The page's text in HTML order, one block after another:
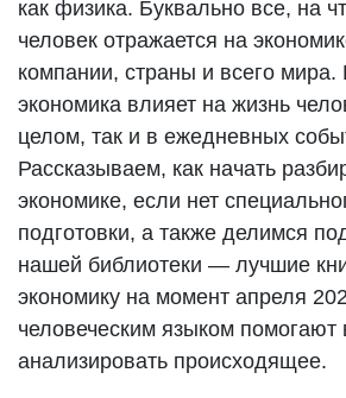
как физика. Буквально все, на
человек отражается на
компании, страны и всего мира.
экономика влияет на жизнь
целом, так и в ежедневных
Рассказываем, как начать
экономике, если нет
подготовки, а также делимся
нашей библиотеки — лучшие
экономику на момент апреля
человеческим языком помогают
анализировать происходящее.